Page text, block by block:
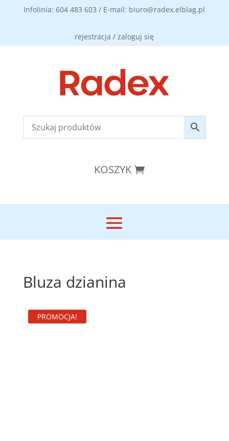
Infolinia: 604 483 603 / E-mail: biuro@radex.elblag.pl
rejestracja / zaloguj się
KOSZYK
Bluza dzianina
PROMOCJA!